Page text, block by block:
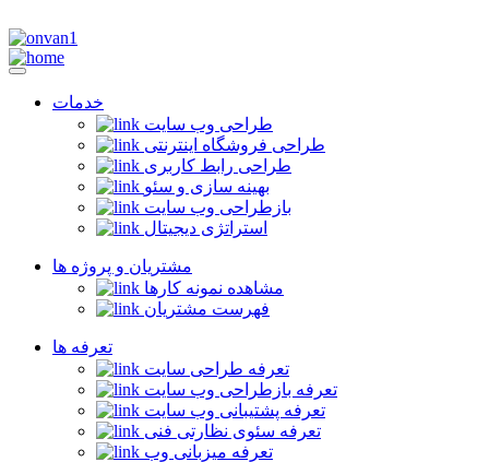
خدمات
طراحی وب سایت
طراحی فروشگاه اینترنتی
طراحی رابط کاربری
بهینه سازی و سئو
بازطراحی وب سایت
استراتژی دیجیتال
مشتریان و پروژه ها
مشاهده نمونه کارها
فهرست مشتریان
تعرفه ها
تعرفه طراحی سایت
تعرفه بازطراحی وب سایت
تعرفه پشتیبانی وب سایت
تعرفه سئوی نظارتی فنی
تعرفه میزبانی وب